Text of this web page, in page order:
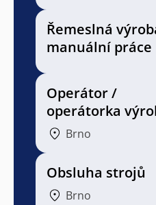
Řemeslná
manuální práce
Operátor /
operátorka
Brno
Obsluha strojů
Brno